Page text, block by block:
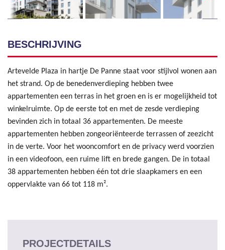
BESCHRIJVING
Artevelde Plaza in hartje De Panne staat voor stijlvol wonen aan
het strand. Op de benedenverdieping hebben twee
appartementen een terras in het groen en is er mogelijkheid tot
winkelruimte. Op de eerste tot en met de zesde verdieping
bevinden zich in totaal 36 appartementen. De meeste
appartementen hebben zongeoriënteerde terrassen of zeezicht
in de verte. Voor het wooncomfort en de privacy werd voorzien
in een videofoon, een ruime lift en brede gangen. De in totaal
38 appartementen hebben één tot drie slaapkamers en een
oppervlakte van 66 tot 118 m².
PROJECTDETAILS